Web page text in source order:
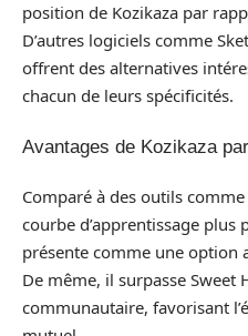
position de Kozikaza par
D’autres logiciels comme
offrent des alternatives
chacun de leurs spécificités.
Avantages de Kozikaza
Comparé à des outils
courbe d’apprentissage plus
présente comme une option
De même, il surpasse Sweet
communautaire, favorisant